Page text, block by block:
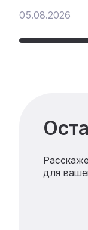
05.08.2026
для